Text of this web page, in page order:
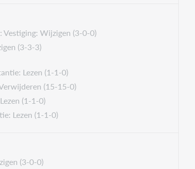
Wijzigen (3-0-0)
(3-3-3)
Lezen (1-1-0)
(15-15-0)
(1-1-0)
Lezen (1-1-0)
(3-0-0)